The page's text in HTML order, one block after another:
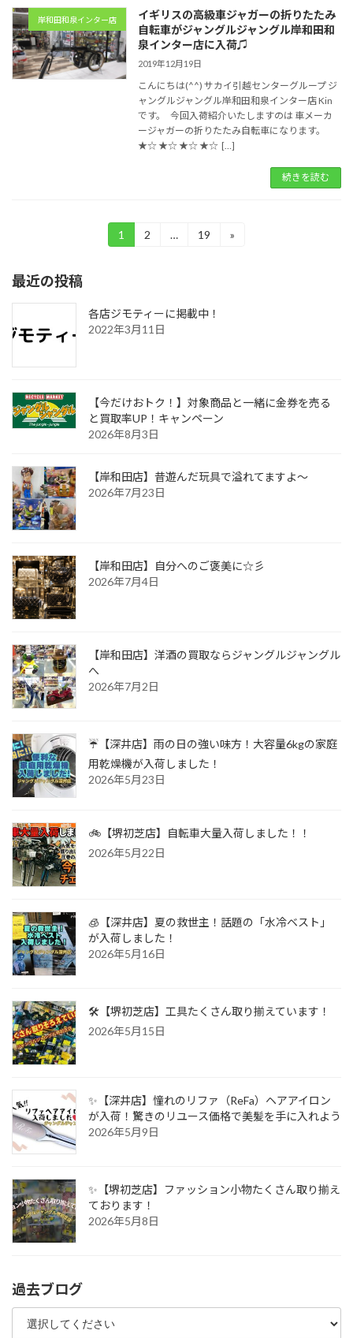
岸和田和泉インター店
イギリスの高級車ジャガーの折りたたみ
自転車がジャングルジャングル岸和田和
泉インター店に入荷♫
2019年12月19日
こんにちは(^^) サカイ引越センターグループ ジ
ャングルジャングル岸和田和泉インター店 Kin
です。 今回入荷紹介いたしますのは 車メーカ
ージャガーの折りたたみ自転車になります。
★☆ ★☆ ★☆ ★☆ […]
続きを読む
の
ー
ジ
送
り
固
定
1
固
2 …
固
19 »
最近の投稿
各店ジモティーに掲載中！
2022年3月11日
【今だけおトク！】対象商品と一緒に金券を売る
と買取率UP！キャンペーン
2026年8月3日
【岸和田店】昔遊んだ玩具で溢れてますよ～
2026年7月23日
【岸和田店】自分へのご褒美に☆彡
2026年7月4日
【岸和田店】洋酒の買取ならジャングルジャングル
へ
2026年7月2日
☔【深井店】雨の日の強い味方！大容量6kgの家庭
用乾燥機が入荷しました！
2026年5月23日
🚲【堺初芝店】自転車大量入荷しました！！
2026年5月22日
🧊【深井店】夏の救世主！話題の「水冷ベスト」
が入荷しました！
2026年5月16日
🛠️【堺初芝店】工具たくさん取り揃えています！
2026年5月15日
✨【深井店】憧れのリファ（ReFa）ヘアアイロン
が入荷！驚きのリユース価格で美髪を手に入れよう
2026年5月9日
✨【堺初芝店】ファッション小物たくさん取り揃え
ております！
2026年5月8日
過去ブログ